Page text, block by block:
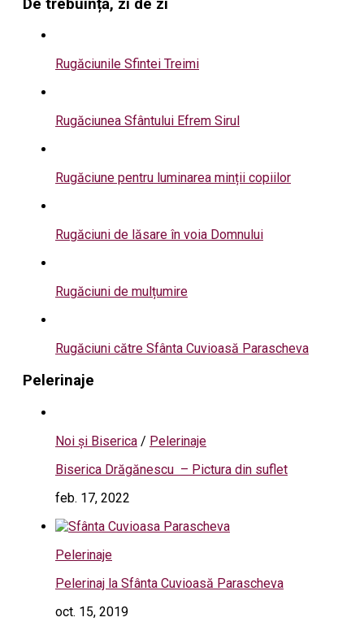
De trebuință, zi de zi
Rugăciunile Sfintei Treimi
Rugăciunea Sfântului Efrem Sirul
Rugăciune pentru luminarea minții copiilor
Rugăciuni de lăsare în voia Domnului
Rugăciuni de mulțumire
Rugăciuni către Sfânta Cuvioasă Parascheva
Pelerinaje
Noi și Biserica / Pelerinaje
Biserica Drăgănescu – Pictura din suflet
feb. 17, 2022
Pelerinaje
Pelerinaj la Sfânta Cuvioasă Parascheva
oct. 15, 2019